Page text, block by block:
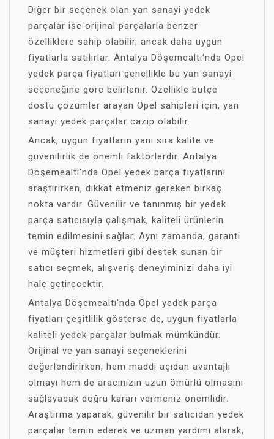
Diğer bir seçenek olan yan sanayi yedek
parçalar ise orijinal parçalarla benzer
özelliklere sahip olabilir, ancak daha uygun
fiyatlarla satılırlar. Antalya Döşemealtı'nda Opel
yedek parça fiyatları genellikle bu yan sanayi
seçeneğine göre belirlenir. Özellikle bütçe
dostu çözümler arayan Opel sahipleri için, yan
sanayi yedek parçalar cazip olabilir.
Ancak, uygun fiyatların yanı sıra kalite ve
güvenilirlik de önemli faktörlerdir. Antalya
Döşemealtı'nda Opel yedek parça fiyatlarını
araştırırken, dikkat etmeniz gereken birkaç
nokta vardır. Güvenilir ve tanınmış bir yedek
parça satıcısıyla çalışmak, kaliteli ürünlerin
temin edilmesini sağlar. Aynı zamanda, garanti
ve müşteri hizmetleri gibi destek sunan bir
satıcı seçmek, alışveriş deneyiminizi daha iyi
hale getirecektir.
Antalya Döşemealtı'nda Opel yedek parça
fiyatları çeşitlilik gösterse de, uygun fiyatlarla
kaliteli yedek parçalar bulmak mümkündür.
Orijinal ve yan sanayi seçeneklerini
değerlendirirken, hem maddi açıdan avantajlı
olmayı hem de aracınızın uzun ömürlü olmasını
sağlayacak doğru kararı vermeniz önemlidir.
Araştırma yaparak, güvenilir bir satıcıdan yedek
parçalar temin ederek ve uzman yardımı alarak,